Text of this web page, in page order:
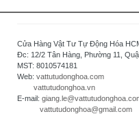
Cửa Hàng Vật Tư Tự Động Hóa
Đc: 12/2 Tân Hàng, Phường 11,
MST: 8010574181
Web: vattutudonghoa.com
vattutudonghoa.vn
E-mail:
vattutudonghoa@gmail.com